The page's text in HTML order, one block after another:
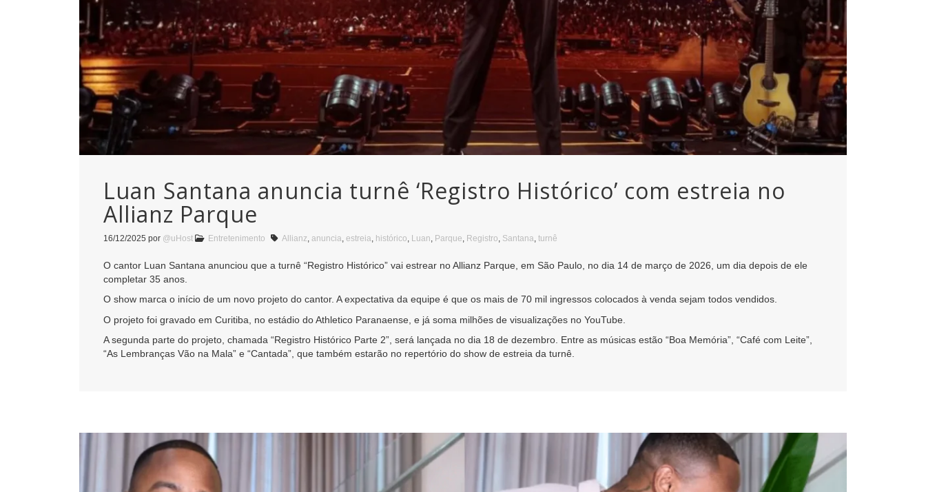
Luan Santana anuncia turnê ‘Registro Histórico’ com estreia no
Allianz Parque
16/12/2025 por @uHost Entretenimento Allianz, anuncia, estreia, histórico, Luan, Parque, Registro, Santana, turnê
O cantor Luan Santana anunciou que a turnê “Registro Histórico” vai estrear no Allianz Parque, em São Paulo, no dia 14 de março de 2026, um dia depois de ele
completar 35 anos.
O show marca o início de um novo projeto do cantor. A expectativa da equipe é que os mais de 70 mil ingressos colocados à venda sejam todos vendidos.
O projeto foi gravado em Curitiba, no estádio do Athletico Paranaense, e já soma milhões de visualizações no YouTube.
A segunda parte do projeto, chamada “Registro Histórico Parte 2”, será lançada no dia 18 de dezembro. Entre as músicas estão “Boa Memória”, “Café com Leite”,
“As Lembranças Vão na Mala” e “Cantada”, que também estarão no repertório do show de estreia da turnê.